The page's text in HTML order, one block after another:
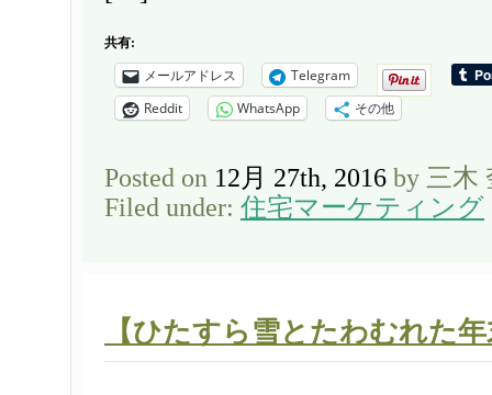
共有:
メールアドレス
Telegram
Reddit
WhatsApp その他
Posted on 12月 27th, 2016 by 三木
Filed under: 住宅マーケティング
【ひたすら雪とたわむれた